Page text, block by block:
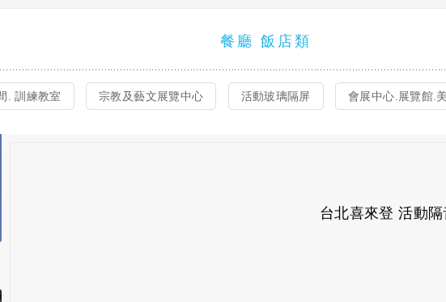
餐廳 飯店類
. 訓練教室 宗教及藝文展覽中心 活動玻璃隔屏 會展中心.展覽館.
台北喜來登 活動